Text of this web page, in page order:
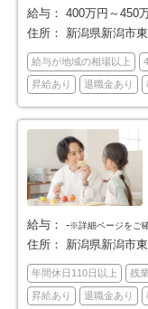
燕市
妙高市 2
上越市
佐渡市
南魚沼市 8
北蒲原郡聖籠町 2
南蒲原郡田上町 1
給与： 400万円～450
住所： 新潟県新潟市
給与が地域の相場以上
昇給あり 退職金あり
給与： -※詳細ページをご
住所： 新潟県新潟市
年間休日110日以上 残
昇給あり 退職金あり